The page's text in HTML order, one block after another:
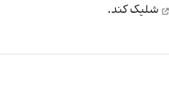
شلیک کند.